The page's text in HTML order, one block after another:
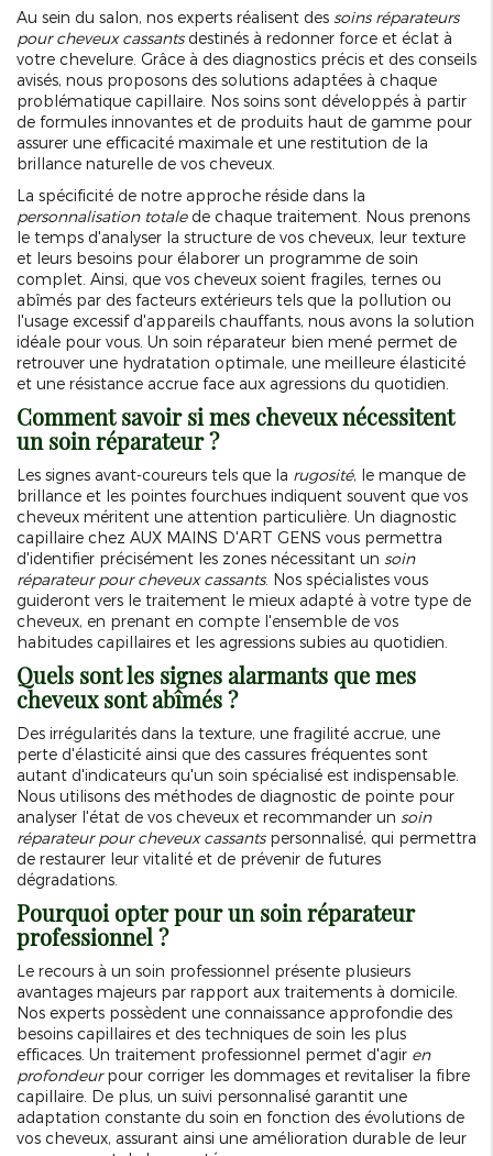
Au sein du salon, nos experts réalisent des soins réparateurs
pour cheveux cassantsdestinés à redonner force et éclat à
votre chevelure. Grâce à des diagnostics précis et des conseils
avisés, nous proposons des solutions adaptées à chaque
problématique capillaire. Nos soins sont développés à partir
de formules innovantes et de produits haut de gamme pour
assurer une efficacité maximale et une restitution de la
brillance naturelle de vos cheveux.
La spécificité de notre approche réside dans la
personnalisation totalede chaque traitement. Nous prenons
le temps d'analyser la structure de vos cheveux, leur texture
et leurs besoins pour élaborer un programme de soin
complet. Ainsi, que vos cheveux soient fragiles, ternes ou
abîmés par des facteurs extérieurs tels que la pollution ou
l'usage excessif d'appareils chauffants, nous avons la solution
idéale pour vous. Un soin réparateur bien mené permet de
retrouver une hydratation optimale, une meilleure élasticité
et une résistance accrue face aux agressions du quotidien.
Comment savoir si mes cheveux nécessitent
un soin réparateur ?
Les signes avant-coureurs tels que la rugosité, le manque de
brillance et les pointes fourchues indiquent souvent que vos
cheveux méritent une attention particulière. Un diagnostic
capillaire chez AUX MAINS D'ART GENS vous permettra
d'identifier précisément les zones nécessitant un soin
réparateur pour cheveux cassants. Nos spécialistes vous
guideront vers le traitement le mieux adapté à votre type de
cheveux, en prenant en compte l'ensemble de vos
habitudes capillaires et les agressions subies au quotidien.
Quels sont les signes alarmants que mes
cheveux sont abîmés ?
Des irrégularités dans la texture, une fragilité accrue, une
perte d'élasticité ainsi que des cassures fréquentes sont
autant d'indicateurs qu'un soin spécialisé est indispensable.
Nous utilisons des méthodes de diagnostic de pointe pour
analyser l'état de vos cheveux et recommander un soin
réparateur pour cheveux cassantspersonnalisé, qui permettra
de restaurer leur vitalité et de prévenir de futures
dégradations.
Pourquoi opter pour un soin réparateur
professionnel ?
Le recours à un soin professionnel présente plusieurs
avantages majeurs par rapport aux traitements à domicile.
Nos experts possèdent une connaissance approfondie des
besoins capillaires et des techniques de soin les plus
efficaces. Un traitement professionnel permet d'agir en
profondeurpour corriger les dommages et revitaliser la fibre
capillaire. De plus, un suivi personnalisé garantit une
adaptation constante du soin en fonction des évolutions de
vos cheveux, assurant ainsi une amélioration durable de leur